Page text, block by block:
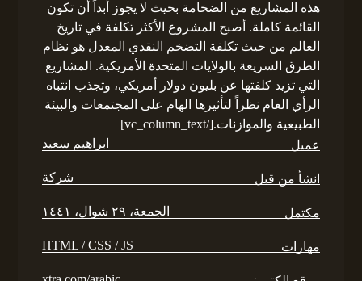
هذه المشاريع من الضخامة بحيث لا يجوز أبداً أن تكون
القائمة كاملة. أصبح المشروع الأكثر تكلفة في تاريخ
العالم من حيث تكلفة التضخم النقدي المعدل هو نظام
الطرق السريعة بالولايات المتحدة الأمريكية. المشاريع
التي تزيد كلفتها عن بليون دولار أمريكي، وتجذب انتباه
الرأي العام نظراً لتأثيرها الهام على المجتمعات والبيئة
الطبيعية والموازنات.[/vc_column_text]
عميل
ابراهيم سعيد
انشأ من قبل شركة
مكتمل الجمعة، ٢٩ شوال، ١٤٤١
مهارات HTML / CSS / JS